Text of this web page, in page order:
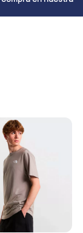
a 100€)